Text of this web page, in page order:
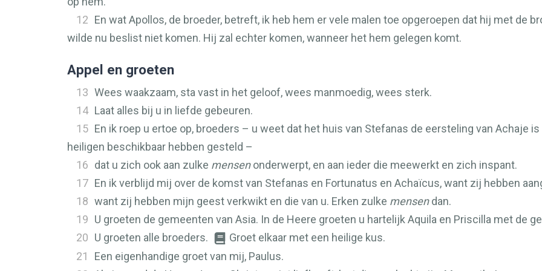
12 En wat Apollos, de broeder, betreft, ik heb hem er vele malen toe opgeroepen dat hij met de
wilde nu beslist niet komen. Hij zal echter komen, wanneer het hem gelegen komt.
Appel en groeten
13 Wees waakzaam, sta vast in het geloof, wees manmoedig, wees sterk.
14 Laat alles bij u in liefde gebeuren.
15 En ik roep u ertoe op, broeders – u weet dat het huis van Stefanas de eersteling van Achaje
heiligen beschikbaar hebben gesteld –
16 dat u zich ook aan zulke mensenonderwerpt, en aan ieder die meewerkt en zich inspant.
17 En ik verblijd mij over de komst van Stefanas en Fortunatus en Achaïcus, want zij hebben
18 want zij hebben mijn geest verkwikt en die van u. Erken zulke mensendan.
19 U groeten de gemeenten van Asia. In de Heere groeten u hartelijk Aquila en Priscilla met de
20 U groeten alle broeders.
Groet elkaar met een heilige kus.
21
Een eigenhandige groet van mij, Paulus.